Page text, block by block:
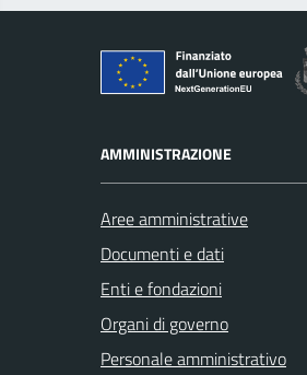
AMMINISTRAZIONE
Aree amministrative
Documenti e dati
Enti e fondazioni
Organi di governo
Personale amministrativo